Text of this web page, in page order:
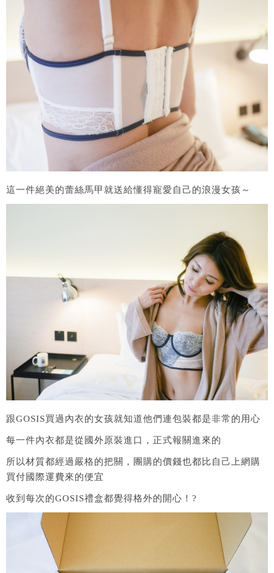
這一件絕美的蕾絲馬甲就送給懂得寵愛自己的浪漫女孩～
跟GOSIS買過內衣的女孩就知道他們連包裝都是非常的用心
每一件內衣都是從國外原裝進口，正式報關進來的
所以材質都經過嚴格的把關，團購的價錢也都比自己上網購
買付國際運費來的便宜
收到每次的GOSIS禮盒都覺得格外的開心！?